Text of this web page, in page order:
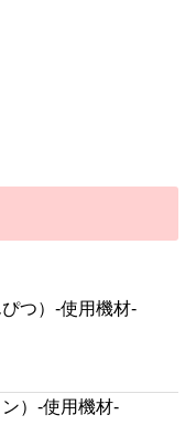
つ）-使用機材-
）-使用機材-